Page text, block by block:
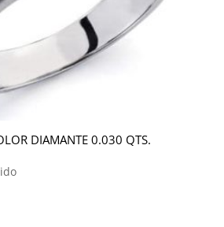
DIAMANTE 0.030 QTS.